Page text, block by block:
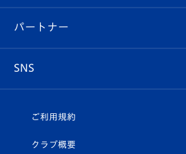
メディア
ホームタウン
マスコット紹介
ヴィヴィくんの長崎おもてなしガイド
スタジアムグルメ
V-LOVERS（ファンクラブ）
プレイヤーズスイート
店舗情報
育成からのお知らせ
U-18
パートナー
SNS
ヴィヴィくんインスタグラム
ご利用規約
クラブ概要